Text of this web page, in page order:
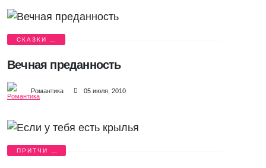
СКАЗКИ О
Вечная преданность
Романтика 05 июля, 2010
ПРИТЧИ О